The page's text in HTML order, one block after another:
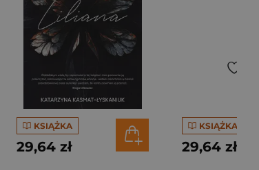
KSIĄŻKA
29,64 zł
KSIĄŻKA
29,64 zł